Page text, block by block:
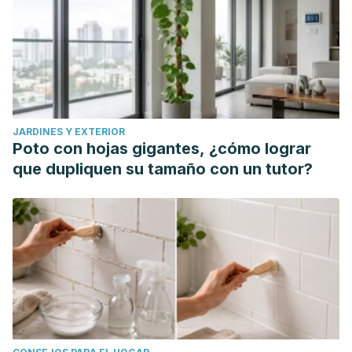
JARDINES Y EXTERIOR
Poto con hojas gigantes, ¿cómo lograr
que dupliquen su tamaño con un tutor?